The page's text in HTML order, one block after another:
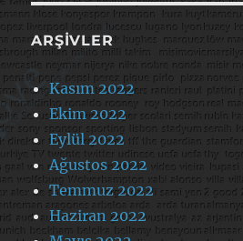
ARŞIVLER
Kasım 2022
Ekim 2022
Eylül 2022
Ağustos 2022
Temmuz 2022
Haziran 2022